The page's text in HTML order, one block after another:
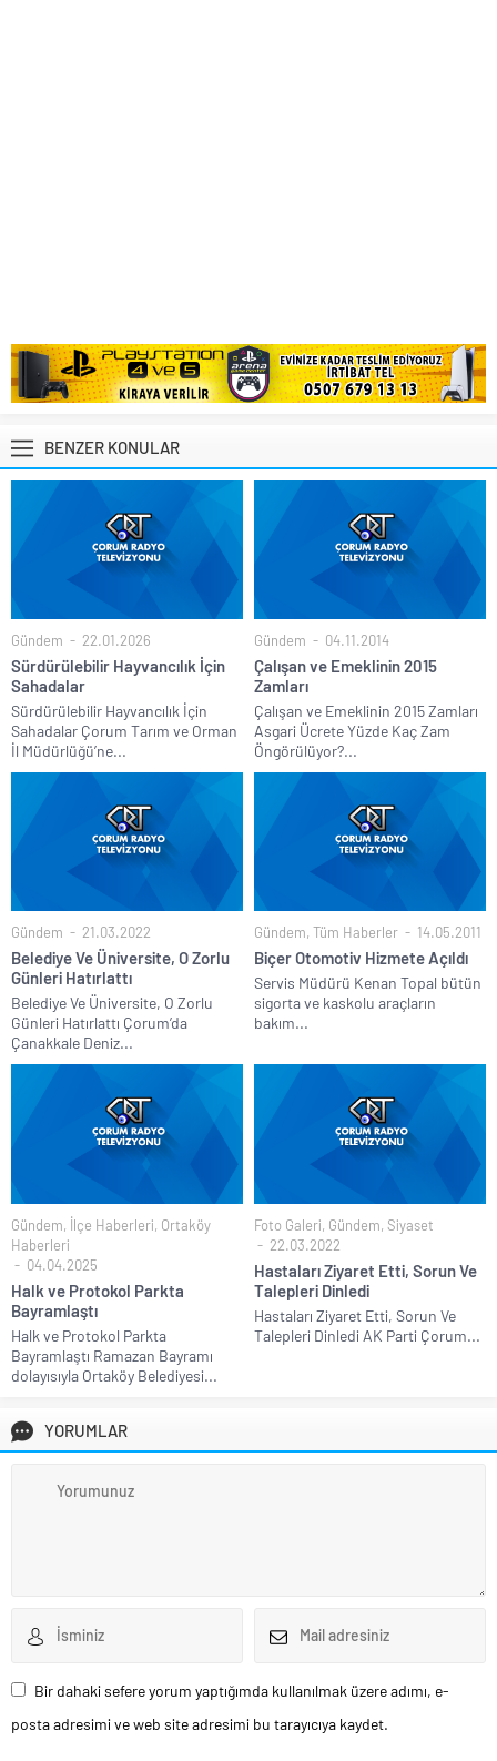
BENZER KONULAR
Gündem 22.01.2026
Sürdürülebilir Hayvancılık İçin
Sahadalar
Sürdürülebilir Hayvancılık İçin
Sahadalar Çorum Tarım ve Orman
İl Müdürlüğü’ne...
Gündem 04.11.2014
Çalışan ve Emeklinin 2015
Zamları
Çalışan ve Emeklinin 2015 Zamları
Asgari Ücrete Yüzde Kaç Zam
Öngörülüyor?...
Gündem 21.03.2022
Belediye Ve Üniversite, O Zorlu
Günleri Hatırlattı
Belediye Ve Üniversite, O Zorlu
Günleri Hatırlattı Çorum’da
Çanakkale Deniz...
Gündem, Tüm Haberler 14.05.2011
Biçer Otomotiv Hizmete Açıldı
Servis Müdürü Kenan Topal bütün
sigorta ve kaskolu araçların
bakım...
Gündem, İlçe Haberleri, Ortaköy
Haberleri
04.04.2025
Halk ve Protokol Parkta
Bayramlaştı
Halk ve Protokol Parkta
Bayramlaştı Ramazan Bayramı
dolayısıyla Ortaköy Belediyesi...
Foto Galeri, Gündem, Siyaset
22.03.2022
Hastaları Ziyaret Etti, Sorun Ve
Talepleri Dinledi
Hastaları Ziyaret Etti, Sorun Ve
Talepleri Dinledi AK Parti Çorum...
YORUMLAR
Bir dahaki sefere yorum yaptığımda kullanılmak üzere adımı, e-
posta adresimi ve web site adresimi bu tarayıcıya kaydet.